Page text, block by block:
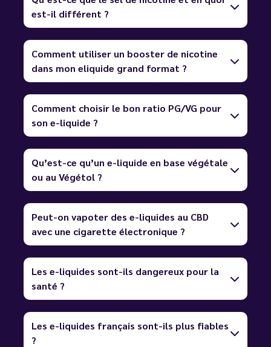
est-il différent ?
Comment utiliser un booster de nicotine
dans mon eliquide grand format ?
Comment choisir le bon ratio PG/VG pour
son e-liquide ?
Qu’est-ce qu’un e-liquide en base végétale
ou au Végétol ?
Peut-on vapoter des e-liquides au CBD
avec une cigarette électronique ?
Les e-liquides sont-ils dangereux pour la
santé ?
Les e-liquides français sont-ils plus fiables
?